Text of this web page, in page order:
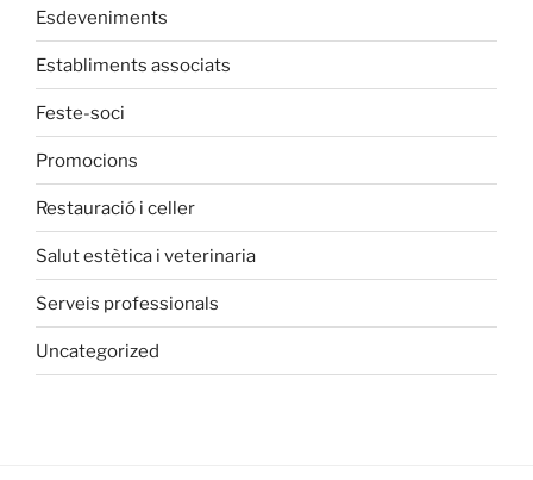
Esdeveniments
Establiments associats
Feste-soci
Promocions
Restauració i celler
Salut estètica i veterinaria
Serveis professionals
Uncategorized